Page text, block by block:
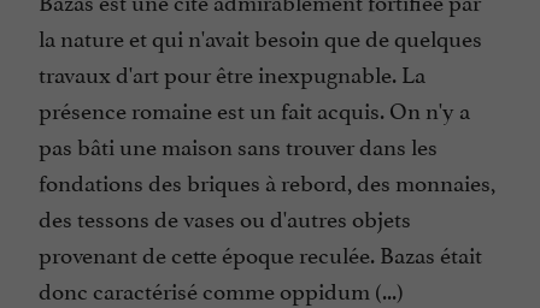
la nature et qui n'avait besoin que de quelques
travaux d'art pour être inexpugnable. La
présence romaine est un fait acquis. On n'y a
pas bâti une maison sans trouver dans les
fondations des briques à rebord, des monnaies,
des tessons de vases ou d'autres objets
provenant de cette époque reculée. Bazas était
donc caractérisé comme oppidum (...)